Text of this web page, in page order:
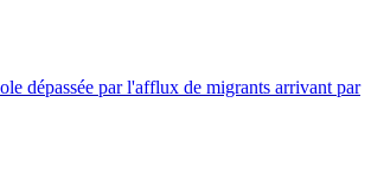
dépassée par l'afflux de migrants arrivant par